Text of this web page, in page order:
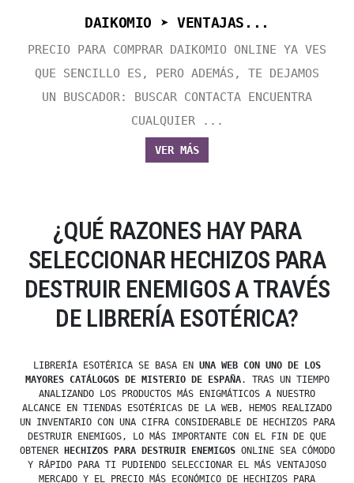
DAIKOMIO ➤ VENTAJAS...
PRECIO PARA COMPRAR DAIKOMIO ONLINE YA VES
QUE SENCILLO ES, PERO ADEMÁS, TE DEJAMOS
UN BUSCADOR: BUSCAR CONTACTA ENCUENTRA
CUALQUIER ...
VER MÁS
¿QUÉ RAZONES HAY PARA
SELECCIONAR HECHIZOS PARA
DESTRUIR ENEMIGOS A TRAVÉS
DE LIBRERÍA ESOTÉRICA?
LIBRERÍA ESOTÉRICA SE BASA EN UNA WEB CON UNO DE LOS
MAYORES CATÁLOGOS DE MISTERIO DE ESPAÑA. TRAS UN TIEMPO
ANALIZANDO LOS PRODUCTOS MÁS ENIGMÁTICOS A NUESTRO
ALCANCE EN TIENDAS ESOTÉRICAS DE LA WEB, HEMOS REALIZADO
UN INVENTARIO CON UNA CIFRA CONSIDERABLE DE HECHIZOS PARA
DESTRUIR ENEMIGOS, LO MÁS IMPORTANTE CON EL FIN DE QUE
OBTENER
HECHIZOS PARA DESTRUIR ENEMIGOSONLINE SEA CÓMODO
Y RÁPIDO PARA TI PUDIENDO SELECCIONAR EL MÁS VENTAJOSO
MERCADO Y EL PRECIO MÁS ECONÓMICO DE HECHIZOS PARA